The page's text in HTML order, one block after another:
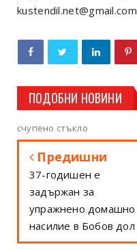
kustendil.net@gmail.com
ПОДОБНИ НОВИНИ
счупено стъкло
Предишни
37-годишен е
задържан за
упражнено домашно
насилие в Бобов дол